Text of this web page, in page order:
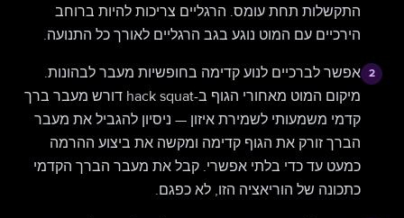
התקשלות תחת עומס. הרגליים צריכות להיות ברוחב
הירכיים עם המוט נוגע בגב הרגליים לאורך כל התנועה.
2 אפשר לברכיים לנוע קדימה בחופשיות מעבר לבהונות.
מיקום המוט מאחורי הגוף ב-hack squat דורש מעבר ברך
קדמי משמעותי לשמירת איזון — ניסיון להגביל את מעבר
הברך זורק את הגוף קדימה ומקשה את ביצוע ההרמה
כמעט עד כדי בלתי אפשרי. קבל את מעבר הברך הקדמי
כתכונה של הוריאציה הזו, לא כפגם.